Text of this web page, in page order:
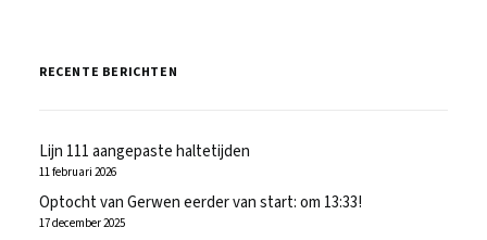
RECENTE BERICHTEN
Lijn 111 aangepaste haltetijden
11 februari 2026
Optocht van Gerwen eerder van start: om 13:33!
17 december 2025